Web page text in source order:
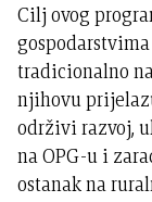
Cilj ovog
tradicionalno
njihovu
održivi razvoj,
na OPG-u i
ostanak na